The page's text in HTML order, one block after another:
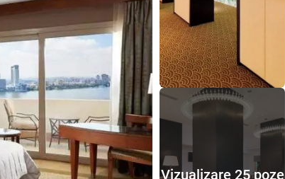
Vizualizare 25 poze